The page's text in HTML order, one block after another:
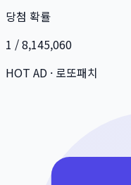
당첨 확률
1 / 8,145,060
HOT AD · 로또패치